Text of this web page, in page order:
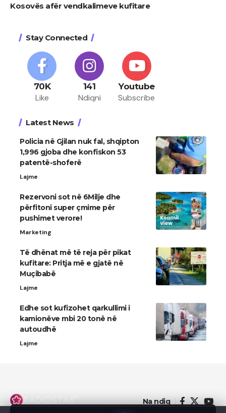
Kosovës afër vendkalimeve kufitare
Stay Connected
70K
Like
141
Ndiqni
Youtube
Subscribe
Latest News
Policia në Gjilan nuk fal, shqipton
1,996 gjoba dhe konfiskon 53
patentë-shoferë
Lajme
Rezervoni sot në 6Milje dhe
përfitoni super çmime për
pushimet verore!
Marketing
Të dhënat më të reja për pikat
kufitare: Pritja më e gjatë në
Muçibabë
Lajme
​Edhe sot kufizohet qarkullimi i
kamionëve mbi 20 tonë në
autoudhë
Lajme
Na ndiq